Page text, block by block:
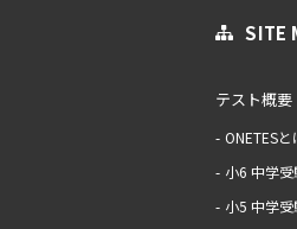
SITE
テスト概要
ONETESと
小6 中学受
小5 中学受